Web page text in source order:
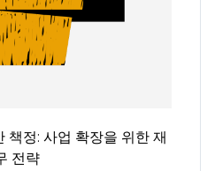
책정: 사업 확장을 위한 재
전략